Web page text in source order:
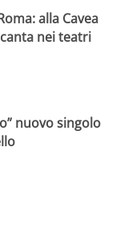
alla Cavea
nei teatri
nuovo singolo